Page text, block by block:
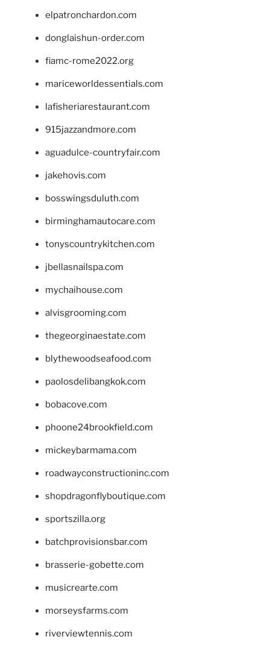
elpatronchardon.com
donglaishun-order.com
fiamc-rome2022.org
mariceworldessentials.com
lafisheriarestaurant.com
915jazzandmore.com
aguadulce-countryfair.com
jakehovis.com
bosswingsduluth.com
birminghamautocare.com
tonyscountrykitchen.com
jbellasnailspa.com
mychaihouse.com
alvisgrooming.com
thegeorginaestate.com
blythewoodseafood.com
paolosdelibangkok.com
bobacove.com
phoone24brookfield.com
mickeybarmama.com
roadwayconstructioninc.com
shopdragonflyboutique.com
sportszilla.org
batchprovisionsbar.com
brasserie-gobette.com
musicrearte.com
morseysfarms.com
riverviewtennis.com